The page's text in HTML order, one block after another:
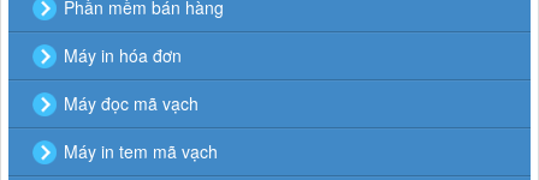
Phần mềm bán hàng
Máy in hóa đơn
Máy đọc mã vạch
Máy in tem mã vạch